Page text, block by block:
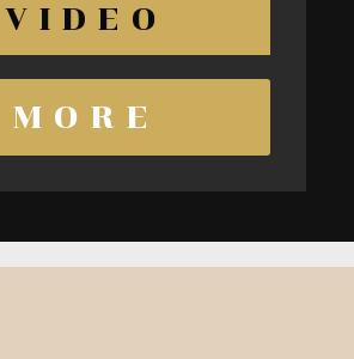
VIDEO
MORE